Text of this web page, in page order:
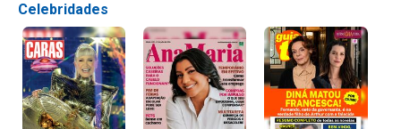
Celebridades